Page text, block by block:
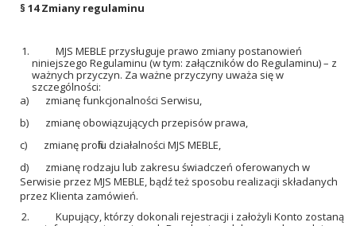
§ 14 Zmiany regulaminu
MJS MEBLE przysługuje prawo zmiany postanowień
niniejszego Regulaminu (w tym: załączników do Regulaminu) – z
ważnych przyczyn. Za ważne przyczyny uważa się w
szczególności:
a) zmianę funkcjonalności Serwisu,
b) zmianę obowiązujących przepisów prawa,
c) zmianę profilu działalności MJS MEBLE,
d) zmianę rodzaju lub zakresu świadczeń oferowanych w
Serwisie przez MJS MEBLE, bądź też sposobu realizacji składanych
przez Klienta zamówień.
Kupujący, którzy dokonali rejestracji i założyli Konto zostaną